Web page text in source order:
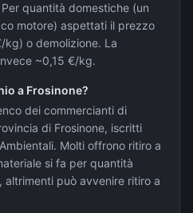
quantità domestiche (un
motore) aspettati il prezzo
o demolizione. La
~0,15 €/kg.
a Frosinone?
dei commercianti di
di Frosinone, iscritti
Molti offrono ritiro a
si fa per quantità
può avvenire ritiro a